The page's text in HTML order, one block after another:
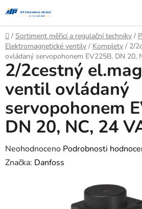
na
obsah
Domů
/ Sortiment měřicí a regulační techniky /
Elektromagnetické ventily / Komplety / 2/
ovládaný servopohonem EV225B, DN 20,
2/2cestný
ventil ovládaný
servopohonem
DN 20, NC, 24
Průměrné
hodnocení
Neohodnoceno Podrobnosti
Značka: Danfoss